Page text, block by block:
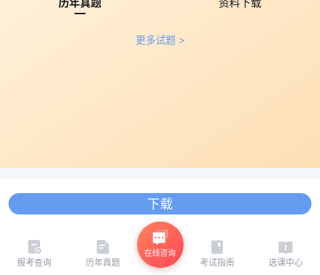
下载
历年真题 资料下载
更多试题 >
报考查询 历年真题
在线咨询
考试指南 选课中心